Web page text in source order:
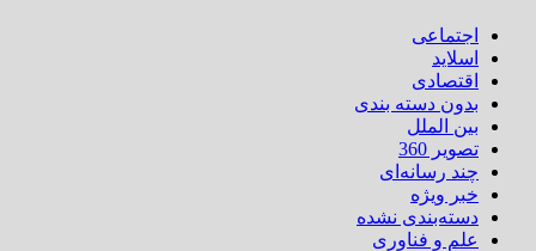
اجتماعی
اسلاید
اقتصادی
بدون دسته بندی
بین الملل
تصویر 360
چند رسانه‌ای
خبر ویژه
دسته‌بندی نشده
علم و فناوری